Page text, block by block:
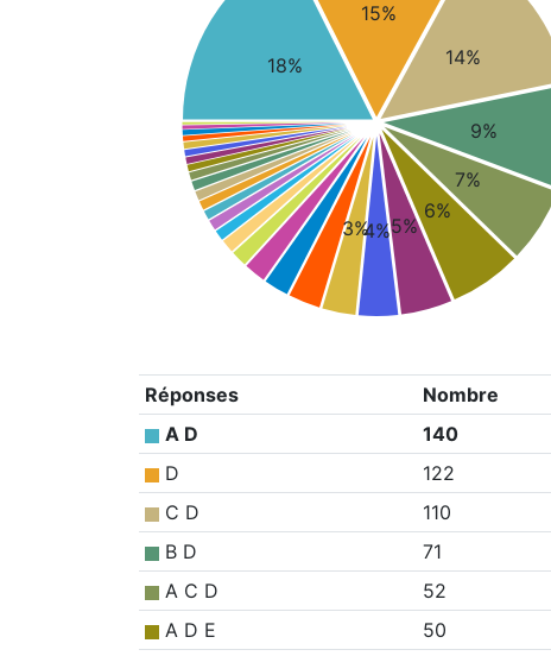
18%
15%
14%
9%
7%
6%
5%
4%
3%
Réponses Nombre
A D
140
D
122
C D
110
B D
71
A C D
52
A D E
50